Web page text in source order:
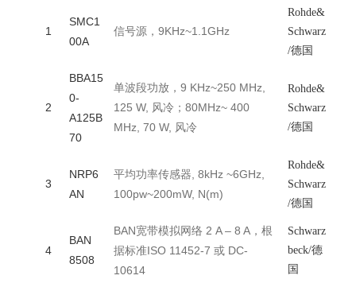
1
SMC1
00A
信号源，9KHz~1.1GHz
Rohde&
Schwarz
/德国
2
BBA15
0-
A125B
70
单波段功放，9 KHz~250 MHz,
125 W, 风冷；80MHz~ 400
MHz, 70 W, 风冷
Rohde&
Schwarz
/德国
3
NRP6
AN
平均功率传感器, 8kHz ~6GHz,
100pw~200mW, N(m)
Rohde&
Schwarz
/德国
4
BAN
8508
BAN宽带模拟网络 2 A – 8 A，根
据标准ISO 11452-7 或 DC-
10614
Schwarz
beck/德
国